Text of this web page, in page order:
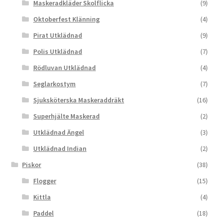
Maskeradkläder Skolflicka
(9)
Oktoberfest Klänning
(4)
Pirat Utklädnad
(9)
Polis Utklädnad
(7)
Rödluvan Utklädnad
(4)
Seglarkostym
(7)
Sjuksköterska Maskeraddräkt
(16)
Superhjälte Maskerad
(2)
Utklädnad Ängel
(3)
Utklädnad Indian
(2)
Piskor
(38)
Flogger
(15)
Kittla
(4)
Paddel
(18)